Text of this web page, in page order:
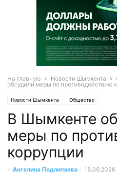
На главную Новости Шымкента
обсудили меры по противодействию
Новости Шымкента Общество
В Шымкенте
меры по
коррупции
- Ангелина Подлипаева - 18.06.2026